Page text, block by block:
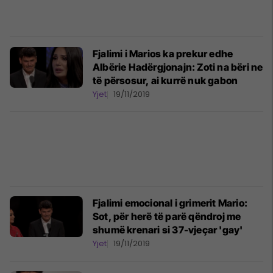
Fjalimi i Marios ka prekur edhe
Albërie Hadërgjonajn: Zoti na bëri ne
të përsosur, ai kurrë nuk gabon
Yjet 19/11/2019
Fjalimi emocional i grimerit Mario:
Sot, për herë të parë qëndroj me
shumë krenari si 37-vjeçar 'gay'
Yjet 19/11/2019